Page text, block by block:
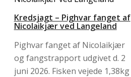
Kredsjagt – Pighvar fanget af
Nicolaikjær ved Langeland
Pighvar fanget af Nicolaikjær
og fangstrapport udgivet d. 2
juni 2026. Fisken vejede 1,38kg